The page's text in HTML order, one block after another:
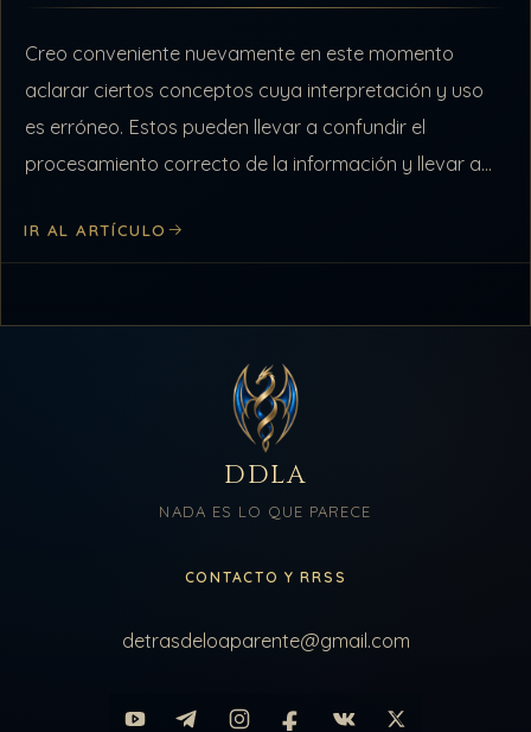
Creo conveniente nuevamente en este momento
aclarar ciertos conceptos cuya interpretación y uso
es erróneo. Estos pueden llevar a confundir el
procesamiento correcto de la información y llevar a
IR AL ARTÍCULO
DDLA
NADA ES LO QUE PARECE
CONTACTO Y RRSS
detrasdeloaparente@gmail.com